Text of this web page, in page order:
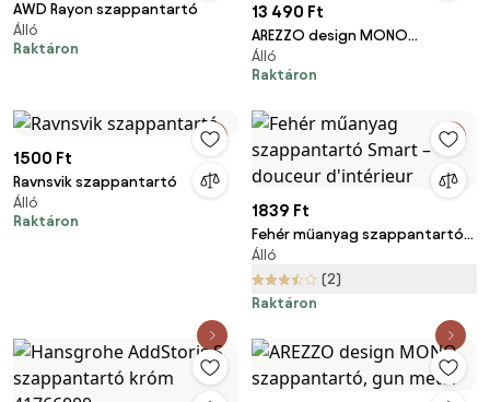
AWD Rayon szappantartó
Álló
Raktáron
13 490 Ft
AREZZO design MONO
szappantartó, szálcsiszolt
arany
Álló
Raktáron
1500 Ft
Ravnsvik szappantartó
Álló
Raktáron
1839 Ft
Fehér műanyag szappantartó
Smart – douceur d'intérieur
Álló
(2)
Raktáron